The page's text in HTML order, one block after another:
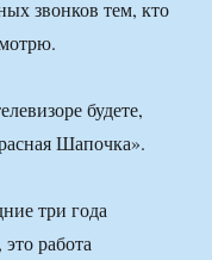
звонков тем, кто
будете,
Шапочка».
три года
работа